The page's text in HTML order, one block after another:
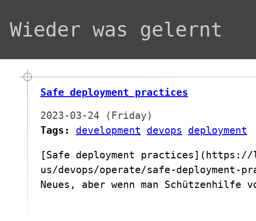
Wieder was gelernt
Safe deployment practices
2023-03-24 (Friday)
Tags:
development devops deployment
[Safe deployment practices](https://
us/devops/operate/safe-
Neues, aber wenn man